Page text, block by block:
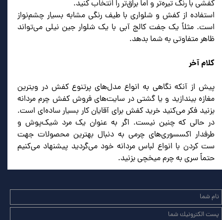
کفشی با رنگ تیره‌تر و اما براق‌تر را انتخاب کنید.
استفاده از کفش و شلواری با طیف رنگی مشابه بسیار چشم‌نواز
است. مثلاً یک جفت کالج آبی با یک شلوار جین نیلی می‌تواند
ظاهر متفاوتی به شما بدهد.
کلام آخر
پیش از آنکه نگاهی به انواع مدل‌های پرتنوع کفش در ویترین
مغازه بیندازید و یا گشتی در سایت‌های فروش کفش چرم مردانه
بزنید فکر می‌کنید خرید کفش برای آقایان کار بسیار ساده‌ای است.
در حالی که چنین نیست. اگر به عنوان یک مرد شیک‌پوش و
طرفدار اکسسوری‌های چرمی به دنبال بهترین محصولات جهت
ست کردن با انواع لباس مردانه خود می‌گردید پیشنهاد می‌کنیم
حتماً سری به چرم میخچی بزنید.